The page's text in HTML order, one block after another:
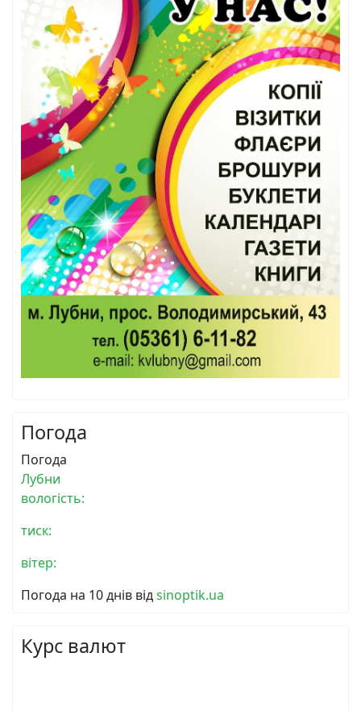
Погода
Погода
Лубни
вологість:
тиск:
вітер:
Погода на 10 днів відsinoptik.ua
Курс валют